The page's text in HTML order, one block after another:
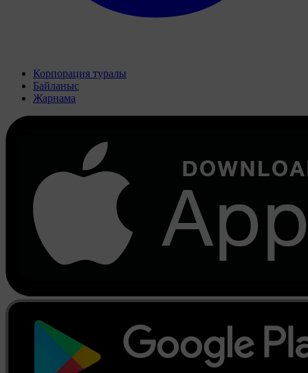
Корпорация туралы
Байланыс
Жарнама